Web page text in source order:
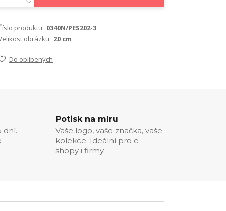
produktu: 0340N/PES202-3
obrázku: 20 cm
Do oblíbených
dní.
Potisk na míru
Vaše logo, vaše značka, vaše
kolekce. Ideální pro e-
shopy i firmy.